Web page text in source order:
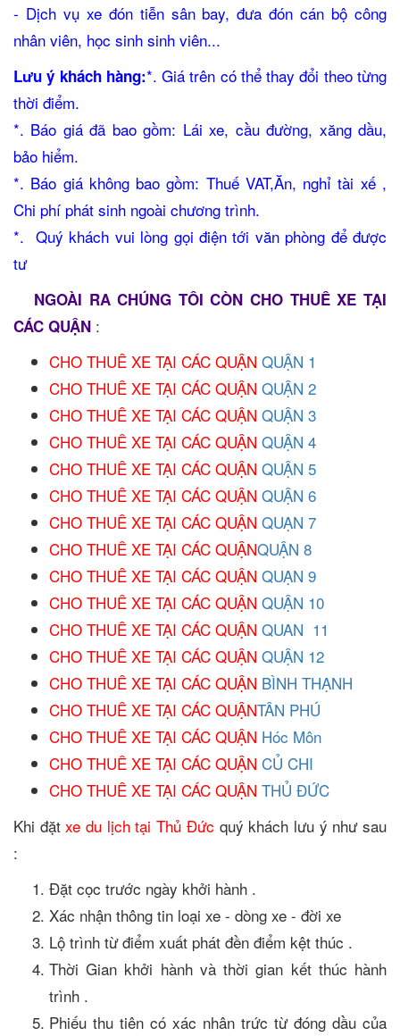
- Dịch vụ xe đón tiễn sân bay, đưa đón cán bộ công
nhân viên, học sinh sinh viên...
Lưu ý khách hàng:*. Giá trên có thể thay đổi theo từng
thời điểm.
*. Báo giá đã bao gồm: Lái xe, cầu đường, xăng dầu,
bảo hiểm.
*. Báo giá không bao gồm: Thuế VAT,Ăn, nghỉ tài xế ,
Chi phí phát sinh ngoài chương trình.
*. Quý khách vui lòng gọi điện tới văn phòng để được
tư
NGOÀI RA CHÚNG TÔI CÒN CHO THUÊ XE TẠI
CÁC QUẬN :
CHO THUÊ XE TẠI CÁC QUẬN QUẬN 1
CHO THUÊ XE TẠI CÁC QUẬN QUẬN 2
CHO THUÊ XE TẠI CÁC QUẬN QUẬN 3
CHO THUÊ XE TẠI CÁC QUẬN QUẬN 4
CHO THUÊ XE TẠI CÁC QUẬN QUẬN 5
CHO THUÊ XE TẠI CÁC QUẬN QUẬN 6
CHO THUÊ XE TẠI CÁC QUẬN QUẠN 7
CHO THUÊ XE TẠI CÁC QUẬNQUẬN 8
CHO THUÊ XE TẠI CÁC QUẬN QUẠN 9
CHO THUÊ XE TẠI CÁC QUẬN QUẬN 10
CHO THUÊ XE TẠI CÁC QUẬN QUAN 11
CHO THUÊ XE TẠI CÁC QUẬN QUẬN 12
CHO THUÊ XE TẠI CÁC QUẬN BÌNH THẠNH
CHO THUÊ XE TẠI CÁC QUẬNTÂN PHÚ
CHO THUÊ XE TẠI CÁC QUẬN Hóc Môn
CHO THUÊ XE TẠI CÁC QUẬN CỦ CHI
CHO THUÊ XE TẠI CÁC QUẬN THỦ ĐỨC
Khi đặtxe du lịch tại Thủ Đức quý khách lưu ý như sau
:
Đặt cọc trước ngày khởi hành .
Xác nhận thông tin loại xe - dòng xe - đời xe
Lộ trình từ điểm xuất phát đền điểm kệt thúc .
Thời Gian khởi hành và thời gian kết thúc hành
trình .
Phiếu thu tiên có xác nhân trức từ đóng dầu của